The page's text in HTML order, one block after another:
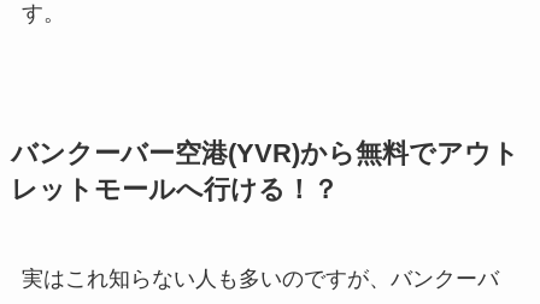
す。
バンクーバー空港(YVR)から無料でアウト
レットモールへ行ける！？
実はこれ知らない人も多いのですが、バンクーバ